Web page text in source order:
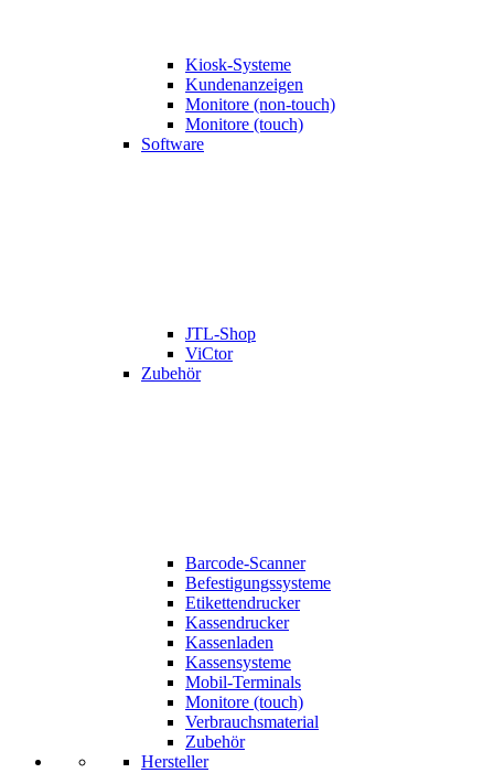
Kiosk-Systeme
Kundenanzeigen
Monitore (non-touch)
Monitore (touch)
Software
JTL-Shop
ViCtor
Zubehör
Barcode-Scanner
Befestigungssysteme
Etikettendrucker
Kassendrucker
Kassenladen
Kassensysteme
Mobil-Terminals
Monitore (touch)
Verbrauchsmaterial
Zubehör
Hersteller